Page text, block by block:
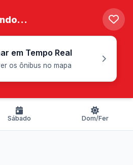
em Tempo Real
os ônibus no mapa
Sábado Dom/Fer